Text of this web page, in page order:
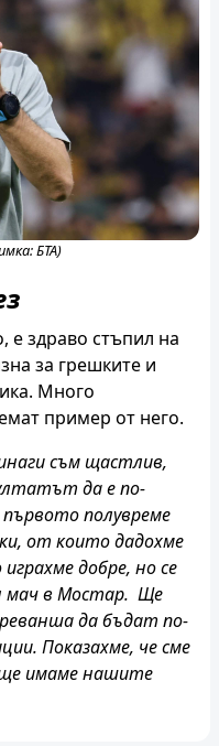
БТА)
е здраво стъпил на
за грешките и
Много
пример от него.
съм щастлив,
да е по-
полувреме
от които дадохме
добре, но се
мач в Мостар. Ще
да бъдат по-
Показахме, че сме
ще имаме нашите